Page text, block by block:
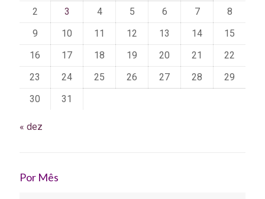
2
3 4 5 6 7
8
9
10 11 12 13 14
15
16
17 18 19 20 21
22
23
24 25 26 27 28
29
30
31
« dez
Por Mês